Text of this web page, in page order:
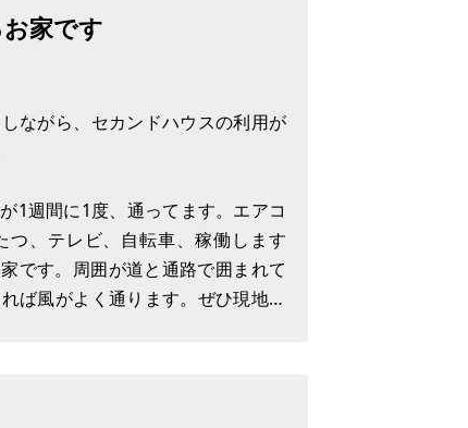
家です
ながら、セカンドハウスの利用が
1週間に1度、通ってます。エアコ
、テレビ、自転車、稼働します
です。周囲が道と通路で囲まれて
ば風がよく通ります。ぜひ現地で
10㎡、和室7